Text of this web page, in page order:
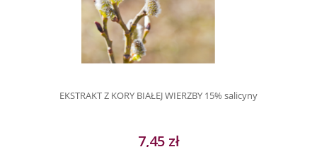
EKSTRAKT Z KORY BIAŁEJ WIERZBY 15% salicyny
7,45 zł